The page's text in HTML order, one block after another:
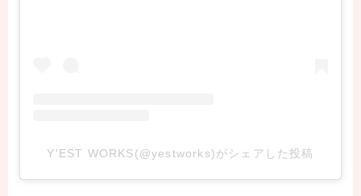
Y'EST WORKS(@yestworks)がシェアした投稿